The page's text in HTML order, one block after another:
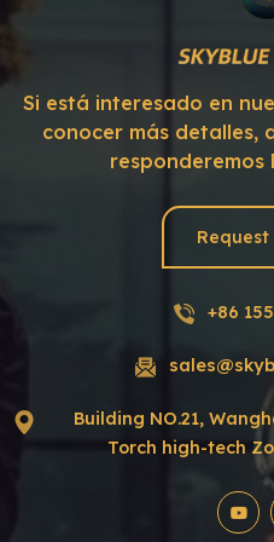
Si está interesado en
conocer más detalles,
responderemos
+86
Building NO.21,
Torch high-tech